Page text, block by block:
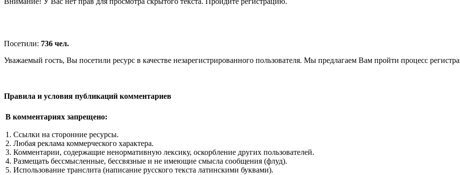
Посетили: 736 чел.
Уважаемый гость, Вы посетили ресурс в качестве незарегистрированного пользователя. Мы предлагаем Вам пройти процесс
Правила и условия публикаций комментариев
В комментариях запрещено:
1. Ссылки на сторонние ресурсы.
2. Любая реклама коммерческого характера.
3. Комментарии, содержащие ненормативную лексику, оскорбление других пользователей.
4. Размещать бессмысленные, бессвязные и не имеющие смысла сообщения (флуд).
5. Использование транслита (написание русского текста латинскими буквами).